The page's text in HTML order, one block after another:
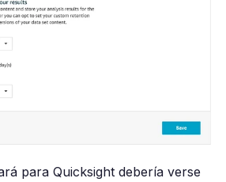
para Quicksight debería verse